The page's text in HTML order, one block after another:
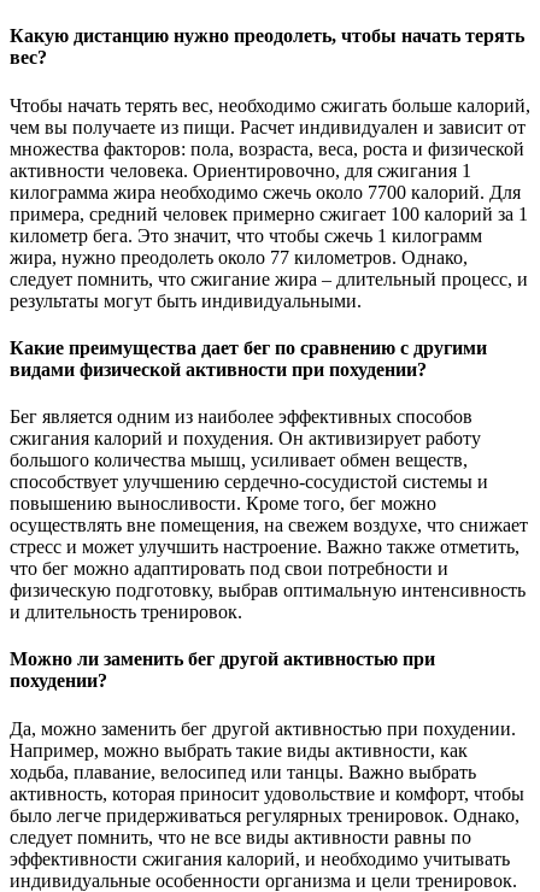
Какую дистанцию нужно преодолеть, чтобы начать терять
вес?
Чтобы начать терять вес, необходимо сжигать больше калорий,
чем вы получаете из пищи. Расчет индивидуален и зависит от
множества факторов: пола, возраста, веса, роста и физической
активности человека. Ориентировочно, для сжигания 1
килограмма жира необходимо сжечь около 7700 калорий. Для
примера, средний человек примерно сжигает 100 калорий за 1
километр бега. Это значит, что чтобы сжечь 1 килограмм
жира, нужно преодолеть около 77 километров. Однако,
следует помнить, что сжигание жира – длительный процесс, и
результаты могут быть индивидуальными.
Какие преимущества дает бег по сравнению с другими
видами физической активности при похудении?
Бег является одним из наиболее эффективных способов
сжигания калорий и похудения. Он активизирует работу
большого количества мышц, усиливает обмен веществ,
способствует улучшению сердечно-сосудистой системы и
повышению выносливости. Кроме того, бег можно
осуществлять вне помещения, на свежем воздухе, что снижает
стресс и может улучшить настроение. Важно также отметить,
что бег можно адаптировать под свои потребности и
физическую подготовку, выбрав оптимальную интенсивность
и длительность тренировок.
Можно ли заменить бег другой активностью при
похудении?
Да, можно заменить бег другой активностью при похудении.
Например, можно выбрать такие виды активности, как
ходьба, плавание, велосипед или танцы. Важно выбрать
активность, которая приносит удовольствие и комфорт, чтобы
было легче придерживаться регулярных тренировок. Однако,
следует помнить, что не все виды активности равны по
эффективности сжигания калорий, и необходимо учитывать
индивидуальные особенности организма и цели тренировок.